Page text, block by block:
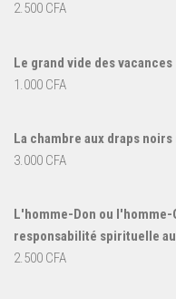
2.500 CFA
Le grand vide des vacances
1.000 CFA
La chambre aux draps
3.000 CFA
L'homme-Don ou
responsabilité spirituelle
2.500 CFA